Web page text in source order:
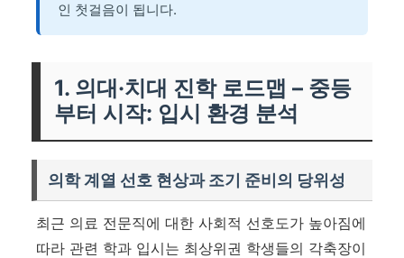
인 첫걸음이 됩니다.
1. 의대·치대 진학 로드맵 – 중등
부터 시작: 입시 환경 분석
의학 계열 선호 현상과 조기 준비의 당위성
최근 의료 전문직에 대한 사회적 선호도가 높아짐에
따라 관련 학과 입시는 최상위권 학생들의 각축장이